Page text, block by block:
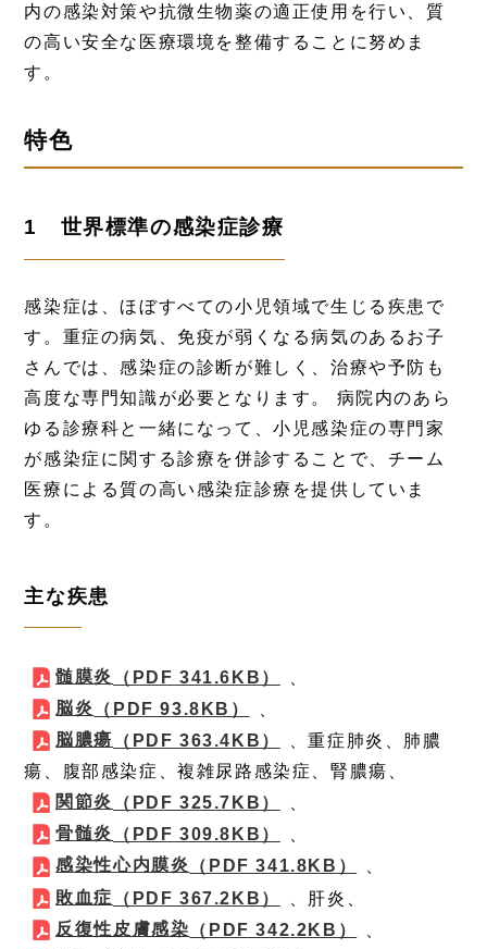
内の感染対策や抗微生物薬の適正使用を行い、質
の高い安全な医療環境を整備することに努めま
す。
特色
1 世界標準の感染症診療
感染症は、ほぼすべての小児領域で生じる疾患で
す。重症の病気、免疫が弱くなる病気のあるお子
さんでは、感染症の診断が難しく、治療や予防も
高度な専門知識が必要となります。 病院内のあら
ゆる診療科と一緒になって、小児感染症の専門家
が感染症に関する診療を併診することで、チーム
医療による質の高い感染症診療を提供していま
す。
主な疾患
髄膜炎 （PDF 341.6KB）
脳炎 （PDF 93.8KB）
脳膿瘍
（PDF 363.4KB）
、重症肺炎、肺膿
瘍、腹部感染症、複雑尿路感染症、腎膿瘍、
関節炎
（PDF 325.7KB）
骨髄炎
（PDF 309.8KB）
感染性心内膜炎 （PDF 341.8KB）
、
敗血症
（PDF 367.2KB）
、肝炎、
反復性皮膚感染 （PDF 342.2KB）